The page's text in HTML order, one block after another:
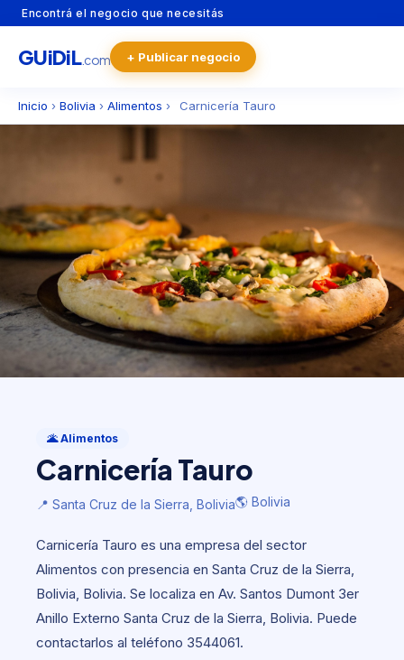
Encontrá el negocio que necesitás
GUiDiL.com + Publicar negocio
Inicio › Bolivia › Alimentos › Carnicería Tauro
Carnicería Tauro
📍 Santa Cruz de la Sierra, Bolivia 🌎 Bolivia
🌋 Alimentos
Carnicería Tauro
📍 Santa Cruz de la Sierra, Bolivia🌎 Bolivia
Carnicería Tauro es una empresa del sector
Alimentos con presencia en Santa Cruz de la Sierra,
Bolivia, Bolivia. Se localiza en Av. Santos Dumont 3er
Anillo Externo Santa Cruz de la Sierra, Bolivia. Puede
contactarlos al teléfono 3544061.